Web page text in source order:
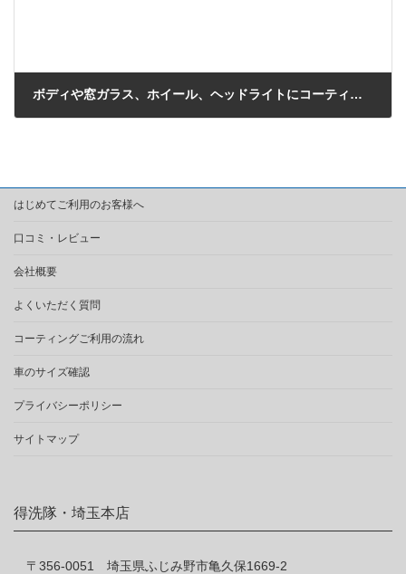
ボディや窓ガラス、ホイール、ヘッドライトにコーティングをご利用いただきました（プジョー508）
はじめてご利用のお客様へ
口コミ・レビュー
会社概要
よくいただく質問
コーティングご利用の流れ
車のサイズ確認
プライバシーポリシー
サイトマップ
得洗隊・埼玉本店
〒356-0051 埼玉県ふじみ野市亀久保1669-2